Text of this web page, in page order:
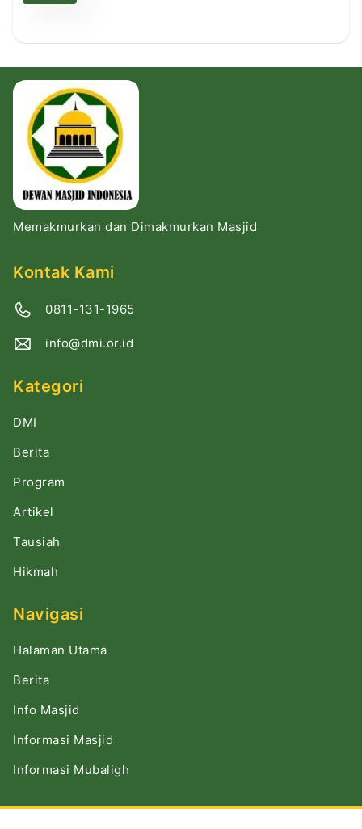
Memakmurkan dan Dimakmurkan Masjid
Kontak Kami
0811-131-1965
info@dmi.or.id
Kategori
DMI
Berita
Program
Artikel
Tausiah
Hikmah
Navigasi
Halaman Utama
Berita
Info Masjid
Informasi Masjid
Informasi Mubaligh